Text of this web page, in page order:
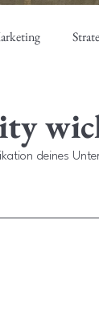
deines